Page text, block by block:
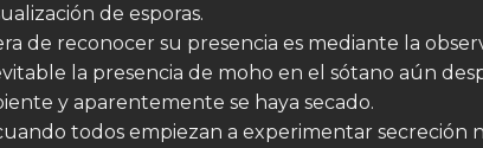
de esporas.
de reconocer su presencia es mediante la
la presencia de moho en el sótano aún
y aparentemente se haya secado.
todos empiezan a experimentar secreción